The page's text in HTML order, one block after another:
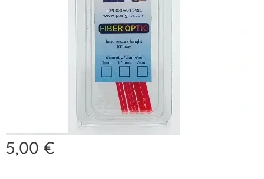
5,00 €